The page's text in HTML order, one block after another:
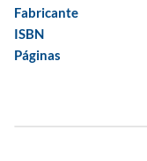
Fabricante
ISBN
Páginas